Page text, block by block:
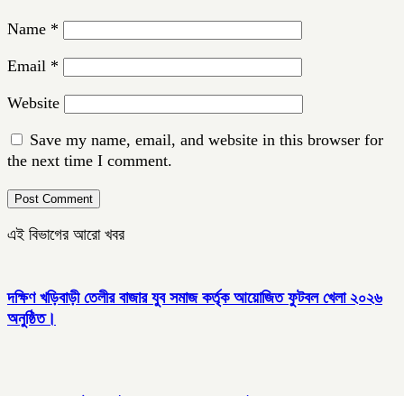
Name *
Email *
Website
Save my name, email, and website in this browser for
the next time I comment.
এই বিভাগের আরো খবর
দক্ষিণ খড়িবাড়ী তেলীর বাজার যুব সমাজ কর্তৃক আয়োজিত ফুটবল খেলা ২০২৬
অনুষ্ঠিত।